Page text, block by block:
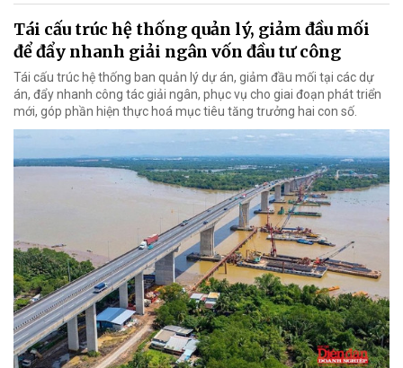
Tái cấu trúc hệ thống quản lý, giảm đầu mối
để đẩy nhanh giải ngân vốn đầu tư công
Tái cấu trúc hệ thống ban quản lý dự án, giảm đầu mối tại các dự
án, đẩy nhanh công tác giải ngân, phục vụ cho giai đoạn phát triển
mới, góp phần hiện thực hoá mục tiêu tăng trưởng hai con số.